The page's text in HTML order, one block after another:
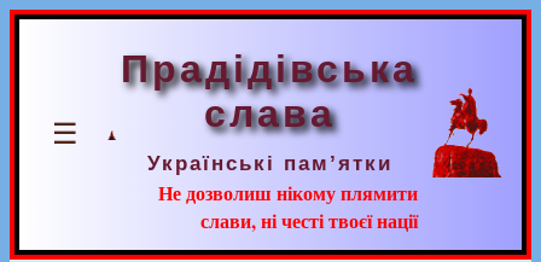
☰
Прадідівська
слава
Українські пам’ятки
Не дозволиш нікому плямити
слави, ні честі твоєї нації